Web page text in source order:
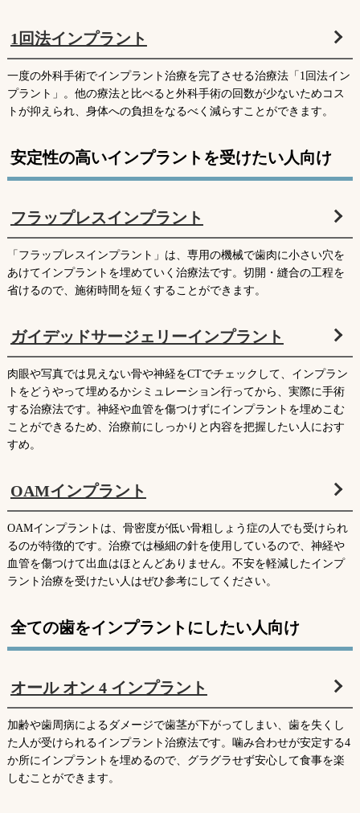
1回法インプラント
一度の外科手術でインプラント治療を完了させる治療法「1回法イン
プラント」。他の療法と比べると外科手術の回数が少ないためコス
トが抑えられ、身体への負担をなるべく減らすことができます。
安定性の高いインプラントを受けたい人向け
フラップレスインプラント
「フラップレスインプラント」は、専用の機械で歯肉に小さい穴を
あけてインプラントを埋めていく治療法です。切開・縫合の工程を
省けるので、施術時間を短くすることができます。
ガイデッドサージェリーインプラント
肉眼や写真では見えない骨や神経をCTでチェックして、インプラン
トをどうやって埋めるかシミュレーション行ってから、実際に手術
する治療法です。神経や血管を傷つけずにインプラントを埋めこむ
ことができるため、治療前にしっかりと内容を把握したい人におす
すめ。
OAMインプラント
OAMインプラントは、骨密度が低い骨粗しょう症の人でも受けられ
るのが特徴的です。治療では極細の針を使用しているので、神経や
血管を傷つけて出血はほとんどありません。不安を軽減したインプ
ラント治療を受けたい人はぜひ参考にしてください。
全ての歯をインプラントにしたい人向け
オール オン 4 インプラント
加齢や歯周病によるダメージで歯茎が下がってしまい、歯を失くし
た人が受けられるインプラント治療法です。噛み合わせが安定する4
か所にインプラントを埋めるので、グラグラせず安心して食事を楽
しむことができます。